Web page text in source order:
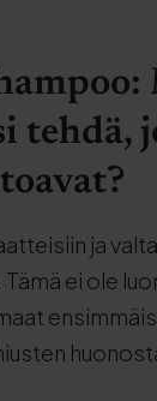
tehdä,
ja
ei ole